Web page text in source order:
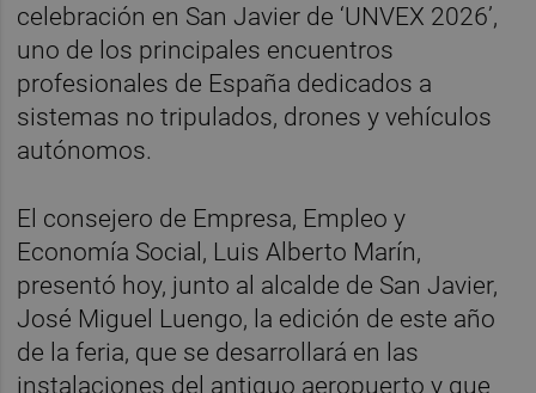
celebración en San Javier de ‘UNVEX 2026’,
uno de los principales encuentros
profesionales de España dedicados a
sistemas no tripulados, drones y vehículos
autónomos.
El consejero de Empresa, Empleo y
Economía Social, Luis Alberto Marín,
presentó hoy, junto al alcalde de San Javier,
José Miguel Luengo, la edición de este año
de la feria, que se desarrollará en las
instalaciones del antiguo aeropuerto y que